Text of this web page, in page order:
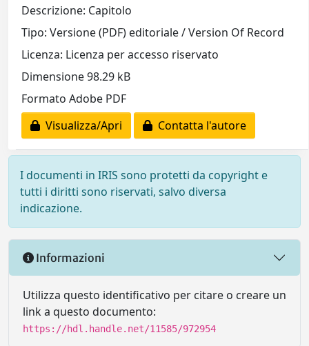
Descrizione: Capitolo
Tipo: Versione (PDF) editoriale / Version Of Record
Licenza: Licenza per accesso riservato
Dimensione 98.29 kB
Formato Adobe PDF
Visualizza/Apri
Contatta l'autore
I documenti in IRIS sono protetti da copyright e
tutti i diritti sono riservati, salvo diversa
indicazione.
Informazioni
Utilizza questo identificativo per citare o creare un
link a questo documento:
https://hdl.handle.net/11585/972954